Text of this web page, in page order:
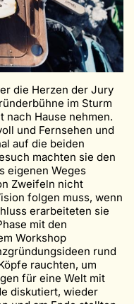
die Herzen der Jury
im Sturm
nach Hause nehmen.
und Fernsehen und
auf die beiden
machten sie den
eigenen Weges
Zweifeln nicht
folgen muss, wenn
erarbeiteten sie
mit den
Workshop
rund
rauchten, um
für eine Welt mit
diskutiert, wieder